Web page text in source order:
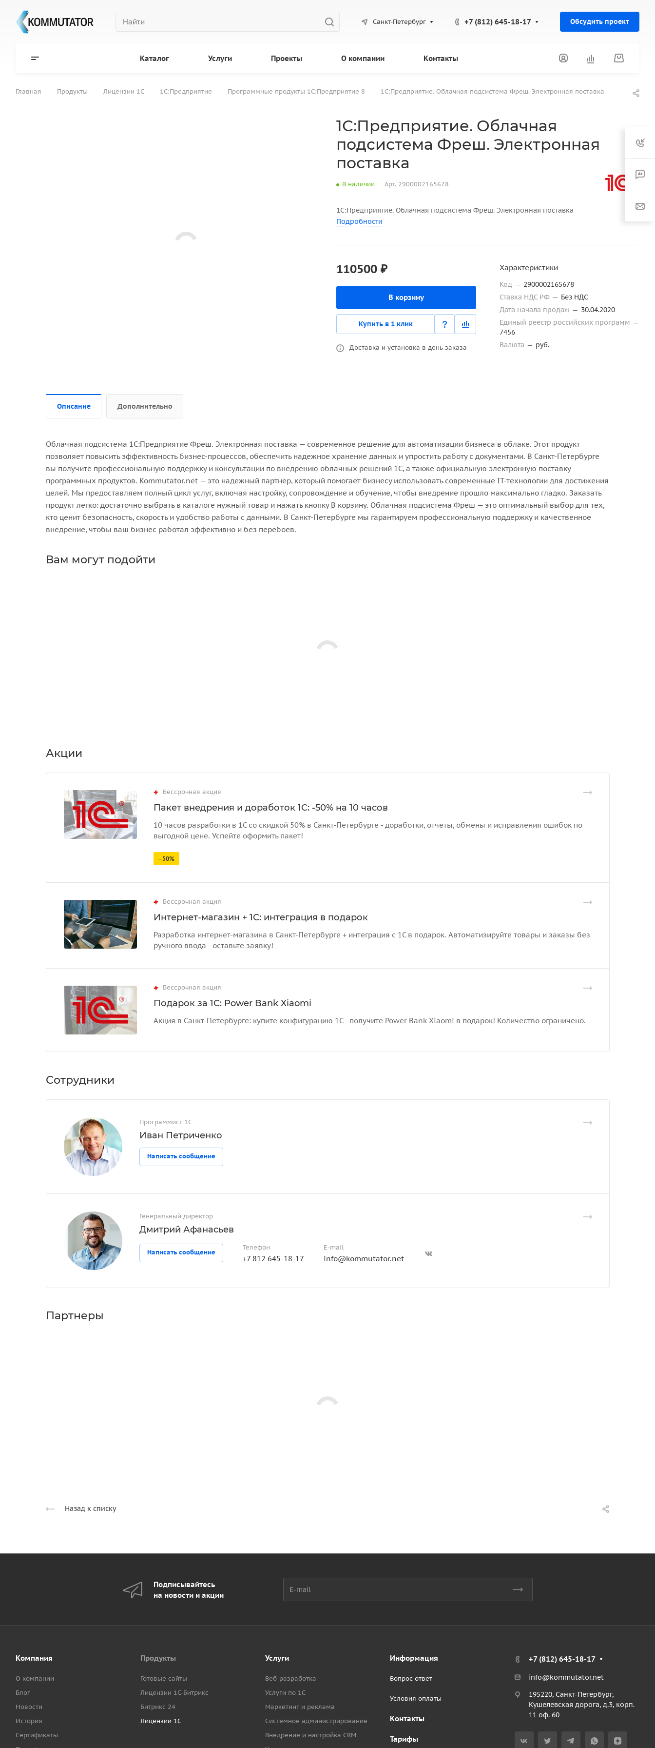
Санкт-Петербург +7 (812) 645-18-17 Обсудить проект
Каталог Услуги Проекты О компании Контакты
Главная — Продукты — Лицензии 1С — 1С:Предприятие — Программные продукты 1С:Предприятие 8 — 1С:Предприятие. Облачная подсистема Фреш. Электронная поставка
1С:Предприятие. Облачная
подсистема Фреш. Электронная
поставка
В наличии Арт. 2900002165678
1С:Предприятие. Облачная подсистема Фреш. Электронная поставка
Подробности
110500 ₽
В корзину
Купить в 1 клик
Доставка и установка в день заказа
Характеристики
Код — 2900002165678
Ставка НДС РФ — Без НДС
Дата начала продаж — 30.04.2020
Единый реестр российских программ —
7456
Валюта — руб.
Описание Дополнительно
Облачная подсистема 1С:Предприятие Фреш. Электронная поставка — современное решение для автоматизации бизнеса в облаке. Этот продукт
позволяет повысить эффективность бизнес-процессов, обеспечить надежное хранение данных и упростить работу с документами. В Санкт-Петербурге
вы получите профессиональную поддержку и консультации по внедрению облачных решений 1С, а также официальную электронную поставку
программных продуктов. Kommutator.net — это надежный партнер, который помогает бизнесу использовать современные IT-технологии для достижения
целей. Мы предоставляем полный цикл услуг, включая настройку, сопровождение и обучение, чтобы внедрение прошло максимально гладко. Заказать
продукт легко: достаточно выбрать в каталоге нужный товар и нажать кнопку В корзину. Облачная подсистема Фреш — это оптимальный выбор для тех,
кто ценит безопасность, скорость и удобство работы с данными. В Санкт-Петербурге мы гарантируем профессиональную поддержку и качественное
внедрение, чтобы ваш бизнес работал эффективно и без перебоев.
Вам могут подойти
Акции
Бессрочная акция
Пакет внедрения и доработок 1С: -50% на 10 часов
10 часов разработки в 1С со скидкой 50% в Санкт-Петербурге - доработки, отчеты, обмены и исправления ошибок по
выгодной цене. Успейте оформить пакет!
–50%
Бессрочная акция
Интернет-магазин + 1С: интеграция в подарок
Разработка интернет-магазина в Санкт-Петербурге + интеграция с 1С в подарок. Автоматизируйте товары и заказы без
ручного ввода - оставьте заявку!
Бессрочная акция
Подарок за 1С: Power Bank Xiaomi
Акция в Санкт-Петербурге: купите конфигурацию 1С - получите Power Bank Xiaomi в подарок! Количество ограничено.
Сотрудники
Программист 1С
Иван Петриченко
Написать сообщение
Генеральный директор
Дмитрий Афанасьев
Написать сообщение
Телефон
+7 812 645-18-17
E-mail
info@kommutator.net
Партнеры
Назад к списку
Подписывайтесь
на новости и акции
Компания
О компании
Блог
Новости
История
Сертификаты
Продукты
Готовые сайты
Лицензии 1С-Битрикс
Битрикс 24
Лицензии 1С
Услуги
Веб-разработка
Услуги по 1С
Маркетинг и реклама
Системное администрирование
Внедрение и настройка CRM
Информация
Вопрос-ответ
Условия оплаты
Контакты
Тарифы
+7 (812) 645-18-17
info@kommutator.net
195220, Санкт-Петербург,
Кушелевская дорога, д.3, корп.
11 оф. 60